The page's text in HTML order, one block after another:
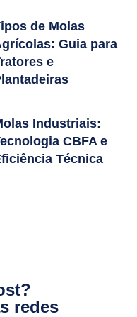
de Molas
Guia para
e
Industriais:
CBFA e
Técnica
redes